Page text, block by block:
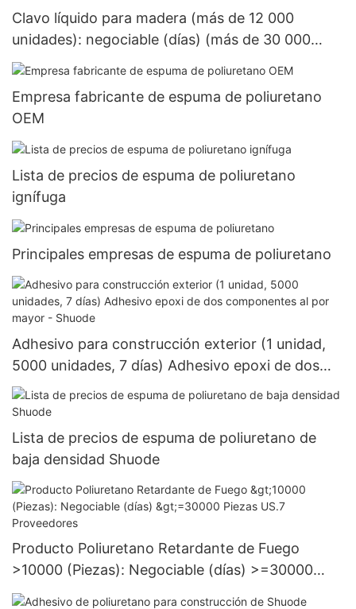
Clavo líquido para madera (más de 12 000
unidades): negociable (días) (más de 30 000
unidades, EE. UU., 72 fabricantes)
Empresa fabricante de espuma de poliuretano
OEM
Lista de precios de espuma de poliuretano
ignífuga
Principales empresas de espuma de poliuretano
Adhesivo para construcción exterior (1 unidad,
5000 unidades, 7 días) Adhesivo epoxi de dos
componentes al por mayor - Shuode
Lista de precios de espuma de poliuretano de
baja densidad Shuode
Producto Poliuretano Retardante de Fuego
>10000 (Piezas): Negociable (días) >=30000
Piezas US.7 Proveedores